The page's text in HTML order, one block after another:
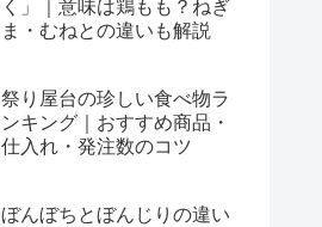
く」｜意味は鶏もも？ねぎ
ま・むねとの違いも解説
祭り屋台の珍しい食べ物ラ
ンキング｜おすすめ商品・
仕入れ・発注数のコツ
ぼんぼちとぼんじりの違い